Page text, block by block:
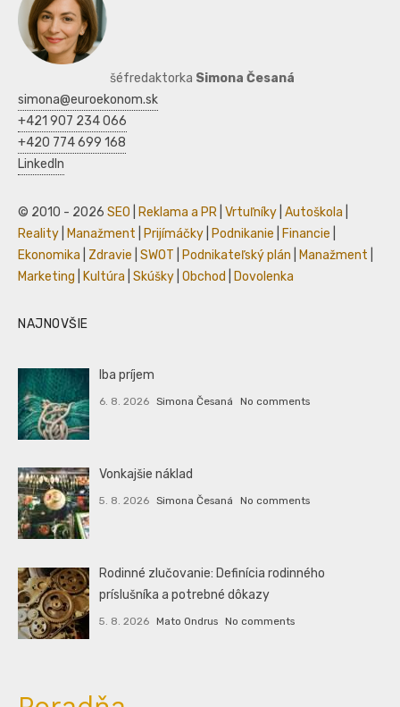
šéfredaktorka Simona Česaná
simona@euroekonom.sk
+421 907 234 066
+420 774 699 168
LinkedIn
© 2010 - 2026 SEO Reklama a PR Vrtuľníky Autoškola
Reality
Manažment Prijímáčky Podnikanie Financie
Ekonomika
Zdravie SWOT Podnikateľský plán Manažment
Marketing
Kultúra Skúšky Obchod Dovolenka
NAJNOVŠIE
Iba príjem
6. 8. 2026 Simona Česaná No comments
Vonkajšie náklad
5. 8. 2026 Simona Česaná No comments
Rodinné zlučovanie: Definícia rodinného
príslušníka a potrebné dôkazy
5. 8. 2026 Mato Ondrus No comments